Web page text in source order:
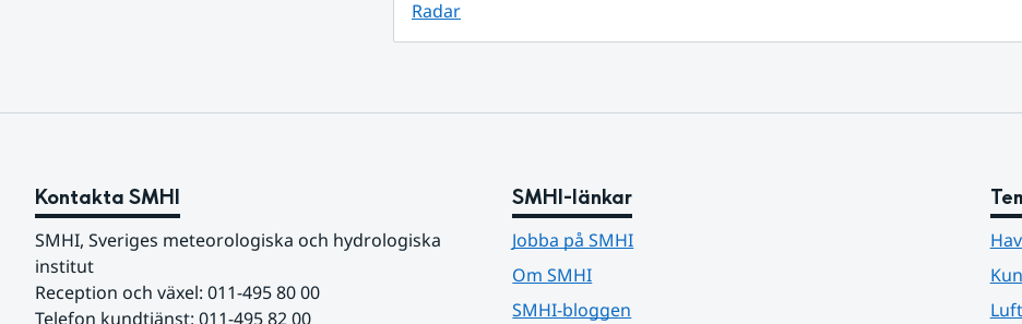
Radar
Kontakta SMHI
SMHI, Sveriges meteorologiska och hydrologiska
institut
Reception och växel: 011-495 80 00
Telefon kundtjänst: 011-495 82 00
SMHI-länkar
Jobba på SMHI
Om SMHI
SMHI-bloggen